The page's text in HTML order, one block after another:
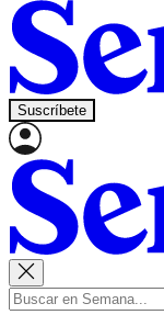
Suscríbete